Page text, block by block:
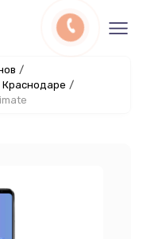
/
Краснодаре /